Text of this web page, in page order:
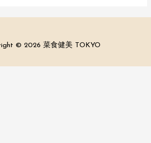
© 2026 菜食健美 TOKYO